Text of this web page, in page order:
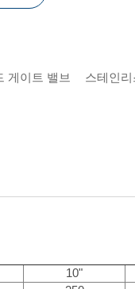
게이트 밸브
스테인
10"